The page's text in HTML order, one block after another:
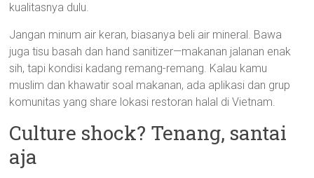
kualitasnya dulu.
Jangan minum air keran, biasanya beli air mineral. Bawa
juga tisu basah dan hand sanitizer—makanan jalanan enak
sih, tapi kondisi kadang remang-remang. Kalau kamu
muslim dan khawatir soal makanan, ada aplikasi dan grup
komunitas yang share lokasi restoran halal di Vietnam.
Culture shock? Tenang, santai
aja